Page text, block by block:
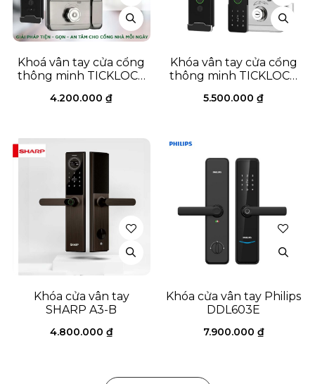
Khoá vân tay cửa cổng
thông minh TICKLOCK
4.200.000₫
Khóa vân tay cửa cổng
thông minh TICKLOCK
5.500.000₫
Khóa cửa vân tay
SHARP A3-B
4.800.000 ₫
Khóa cửa vân tay Philips
DDL603E
7.900.000 ₫